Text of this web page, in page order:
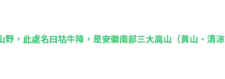
，此處名曰牯牛降，是安徽南部三大高山（黃山、清涼